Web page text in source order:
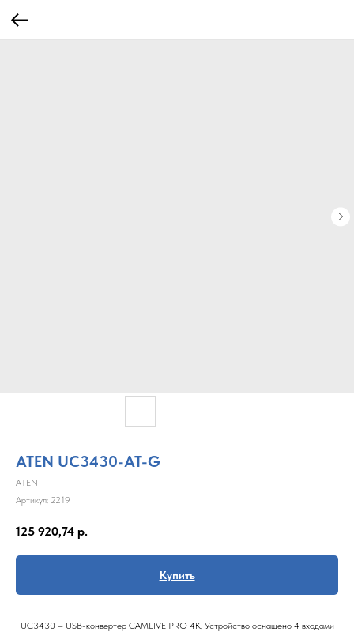
ATEN UC3430-AT-G
ATEN
Артикул: 2219
125 920,74 р.
Купить
UC3430 – USB-конвертер CAMLIVE PRO 4K. Устройство оснащено 4 входами